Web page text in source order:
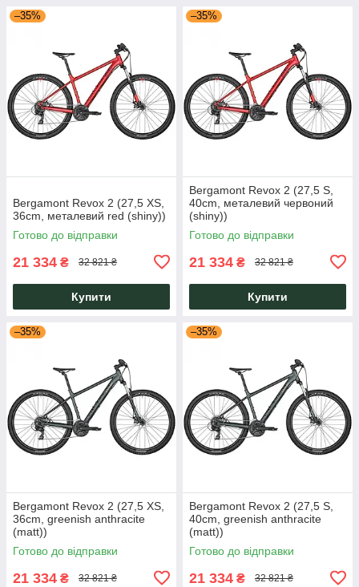
–35%
Bergamont Revox 2 (27,5 XS,
36cm, металевий red (shiny))
Готово до відправки
21 334 ₴ 32 821 ₴
Купити
–35%
Bergamont Revox 2 (27,5 S,
40cm, металевий червоний
(shiny))
Готово до відправки
21 334 ₴ 32 821 ₴
Купити
–35%
Bergamont Revox 2 (27,5 XS,
36cm, greenish anthracite
(matt))
Готово до відправки
21 334 ₴ 32 821 ₴
–35%
Bergamont Revox 2 (27,5 S,
40cm, greenish anthracite
(matt))
Готово до відправки
21 334 ₴ 32 821 ₴